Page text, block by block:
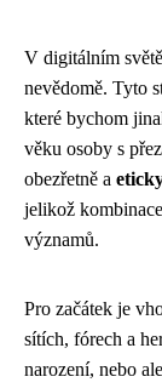
V digitálním
nevědomě. Tyto
které bychom
věku osoby s
obezřetně a
jelikož
významů.
Pro začátek je
sítích, fórech a
narození, nebo